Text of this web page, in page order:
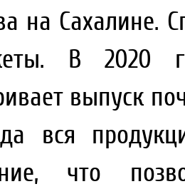
на Сахалине.
В 2020
выпуск
вся
что